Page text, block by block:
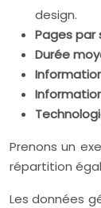
design.
Pages par
Durée
Prenons un
répartition
Les données